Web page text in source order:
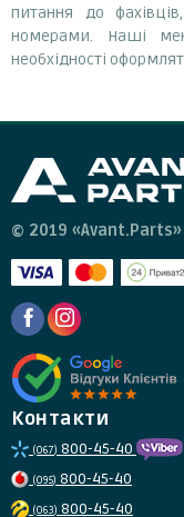
питання до
номерами. Наші
необхідності
© 2019
Контакти
(067) 800-45-40
(095) 800-45-40
(063) 800-45-40